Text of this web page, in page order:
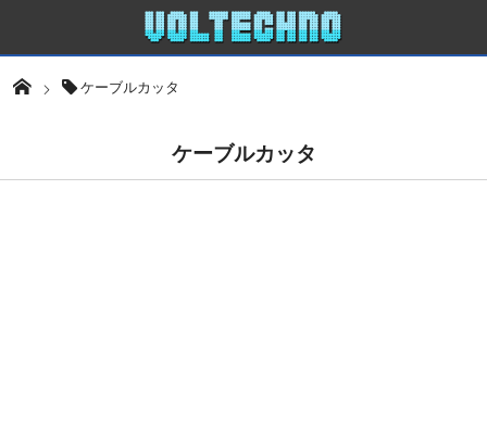
ケーブルカッタ
ケーブルカッタ